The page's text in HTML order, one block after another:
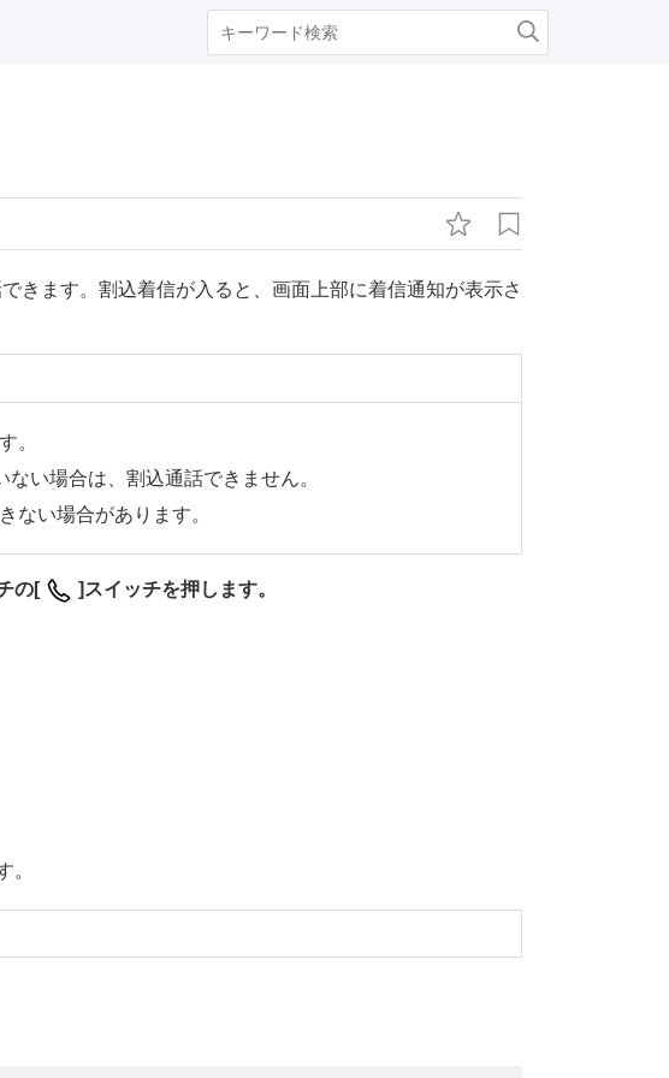
きます。割込着信が入ると、画面上部に着信通知が表示さ
。
い場合は、割込通話できません。
ない場合があります。
の[‍ ‍] スイッチを押します。
。